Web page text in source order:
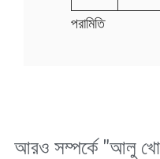
পরামিতি
আরও সম্পর্কে "আলু